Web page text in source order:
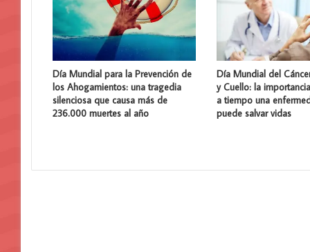
Día Mundial para la Prevención de
los Ahogamientos: una tragedia
silenciosa que causa más de
236.000 muertes al año
Día Mundial del
y Cuello: la
a tiempo una
puede salvar vidas